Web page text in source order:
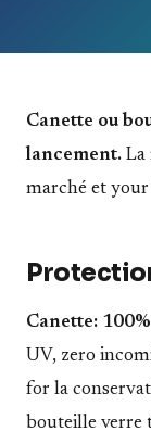
Canette ou
lancement. La
marché et your
Canette:
UV, zero
for la
bouteille verre